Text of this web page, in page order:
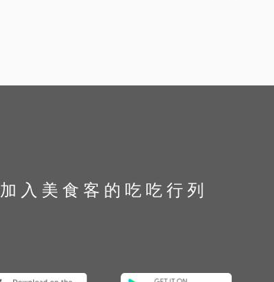
加入美食客的吃吃行列